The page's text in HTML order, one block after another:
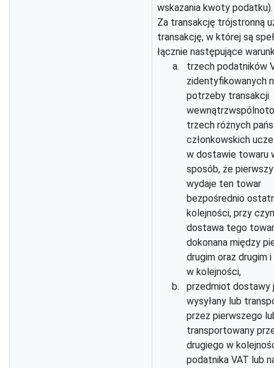
wskazania kwoty podatku).
Za transakcję trójstronną
transakcję, w której są
łącznie następujące
trzech podatników
zidentyfikowanych
potrzeby transakcji
trzech różnych
członkowskich
w dostawie towaru
sposób, że
wydaje ten towar
bezpośrednio
kolejności, przy
dostawa tego
dokonana między
drugim oraz drugim
w kolejności,
przedmiot dostawy
wysyłany lub
przez pierwszego
transportowany
drugiego w
podatnika VAT lub